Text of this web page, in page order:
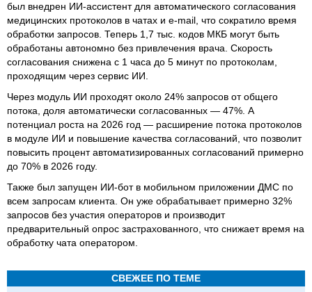
был внедрен ИИ-ассистент для автоматического согласования
медицинских протоколов в чатах и e-mail, что сократило время
обработки запросов. Теперь 1,7 тыс. кодов МКБ могут быть
обработаны автономно без привлечения врача. Скорость
согласования снижена с 1 часа до 5 минут по протоколам,
проходящим через сервис ИИ.
Через модуль ИИ проходят около 24% запросов от общего
потока, доля автоматически согласованных — 47%. А
потенциал роста на 2026 год — расширение потока протоколов
в модуле ИИ и повышение качества согласований, что позволит
повысить процент автоматизированных согласований примерно
до 70% в 2026 году.
Также был запущен ИИ-бот в мобильном приложении ДМС по
всем запросам клиента. Он уже обрабатывает примерно 32%
запросов без участия операторов и производит
предварительный опрос застрахованного, что снижает время на
обработку чата оператором.
СВЕЖЕЕ ПО ТЕМЕ